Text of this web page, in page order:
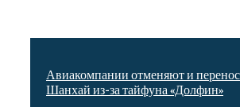
Авиакомпании отменяют и
Шанхай из-за тайфуна «Долфин»